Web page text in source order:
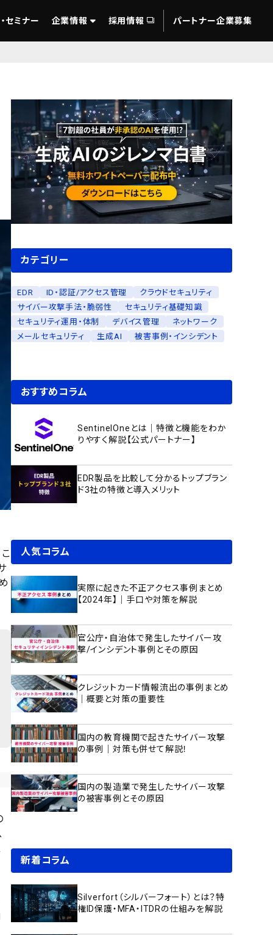
セミナー 企業情報 採用情報 パートナー企業募集
カテゴリー
EDR ID・認証/アクセス管理
クラウドセキュリティ
サイバー攻撃手法・脆弱性
セキュリティ基礎知識
セキュリティ運用・体制
デバイス管理
ネットワーク
メールセキュリティ
生成AI 被害事例・インシデント
おすすめコラム
SentinelOneとは｜特徴と機能をわか
りやすく解説【公式パートナー】
EDR製品を比較して分かるトップブラン
ド3社の特徴と導入メリット
人気コラム
実際に起きた不正アクセス事例まとめ
【2024年】｜手口や対策を解説
官公庁・自治体で発生したサイバー攻
撃/インシデント事例とその原因
クレジットカード情報流出の事例まとめ
｜概要と対策の重要性
国内の教育機関で起きたサイバー攻撃
の事例｜対策も併せて解説！
国内の製造業で発生したサイバー攻撃
の被害事例とその原因
新着コラム
Silverfort（シルバーフォート）とは？特
権ID保護・MFA・ITDRの仕組みを解説